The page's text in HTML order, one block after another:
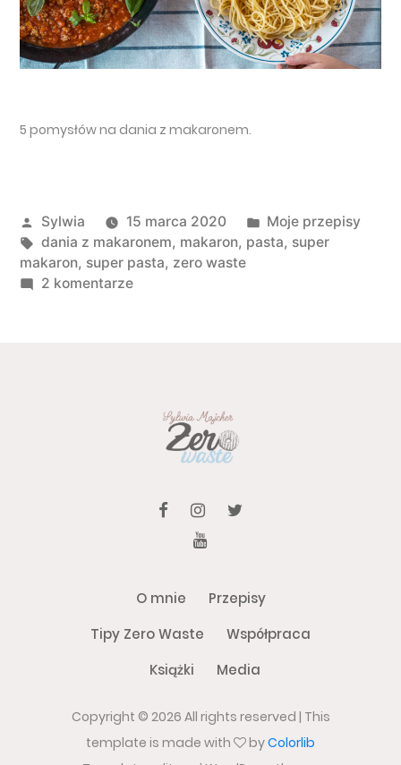
5 pomysłów na dania z makaronem.
Opublikowany przez
Sylwia 15 marca 2020 Opublikowano w
Moje przepisy
Tagi:
dania z makaronem, makaron, pasta, super
makaron, super pasta, zero waste
2 komentarzedo 5 pomysłów na dania z makaronem
O mnie
Przepisy
Tipy Zero Waste
Współpraca
Książki
Media
Copyright © 2026 All rights reserved | This
template is made with
byColorlib